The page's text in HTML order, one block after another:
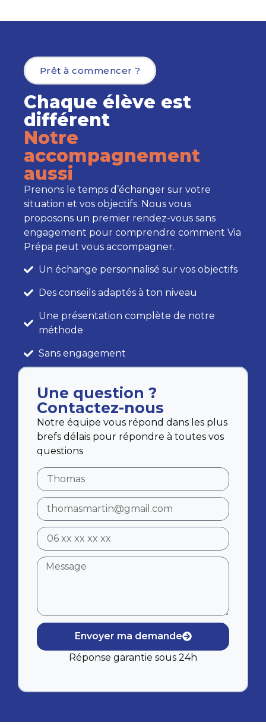
Chaque élève est
différent
Notre
accompagnement
aussi
Prêt à commencer ?
Prenons le temps d’échanger sur votre
situation et vos objectifs. Nous vous
proposons un premier rendez-vous sans
engagement pour comprendre comment Via
Prépa peut vous accompagner.
Un échange personnalisé sur vos objectifs
Des conseils adaptés à ton niveau
Une présentation complète de notre
méthode
Sans engagement
Une question ?
Contactez-nous
Notre équipe vous répond dans les plus
brefs délais pour répondre à toutes vos
questions
Envoyer ma demande
Réponse garantie sous 24h